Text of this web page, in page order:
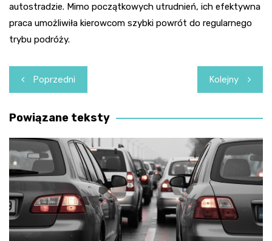
autostradzie. Mimo początkowych utrudnień, ich efektywna
praca umożliwiła kierowcom szybki powrót do regularnego
trybu podróży.
Nawigacja
wpisu
Poprzedni Kolejny
Powiązane teksty